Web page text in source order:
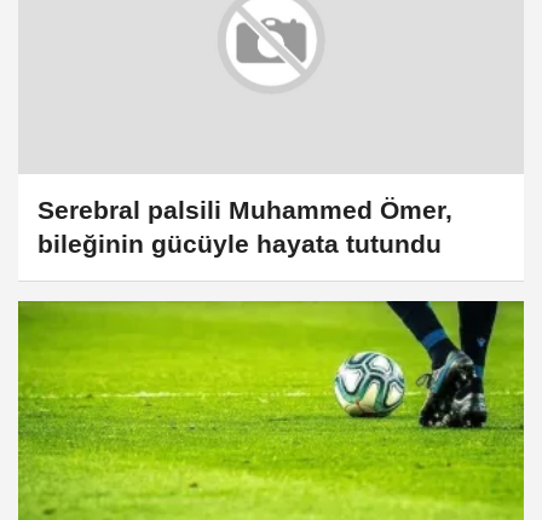
Serebral palsili Muhammed Ömer,
bileğinin gücüyle hayata tutundu